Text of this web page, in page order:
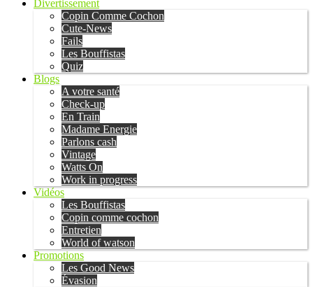
Divertissement
Copin Comme Cochon
Cute-News
Fails
Les Bouffistas
Quiz
Blogs
A votre santé
Check-up
En Train
Madame Energie
Parlons cash
Vintage
Watts On
Work in progress
Vidéos
Les Bouffistas
Copin comme cochon
Entretien
World of watson
Promotions
Les Good News
Évasion